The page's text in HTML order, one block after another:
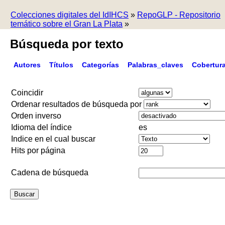
Colecciones digitales del IdIHCS » RepoGLP - Repositorio
temático sobre el Gran La Plata »
Búsqueda por texto
Autores Títulos Categorías Palabras_claves
Coincidir
Ordenar resultados de búsqueda por
Orden inverso
Idioma del índice
es
Indice en el cual buscar
Hits por página
Cadena de búsqueda